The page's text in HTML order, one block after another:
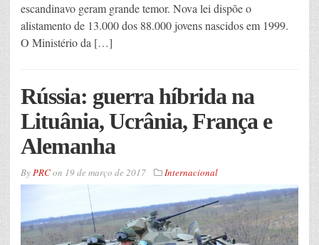
escandinavo geram grande temor. Nova lei dispõe o
alistamento de 13.000 dos 88.000 jovens nascidos em 1999.
O Ministério da […]
Rússia: guerra híbrida na
Lituânia, Ucrânia, França e
Alemanha
ByPRCon 19 de março de 2017 Internacional